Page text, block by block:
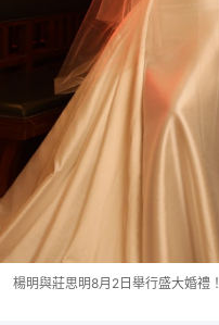
楊明與莊思明8月2日舉行盛大婚禮！